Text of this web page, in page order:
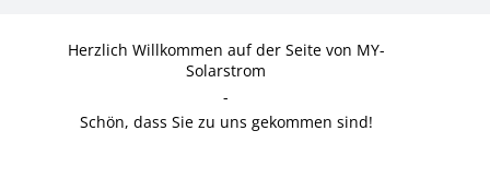
Herzlich Willkommen auf der Seite von MY-
Solarstrom
-
Schön, dass Sie zu uns gekommen sind!